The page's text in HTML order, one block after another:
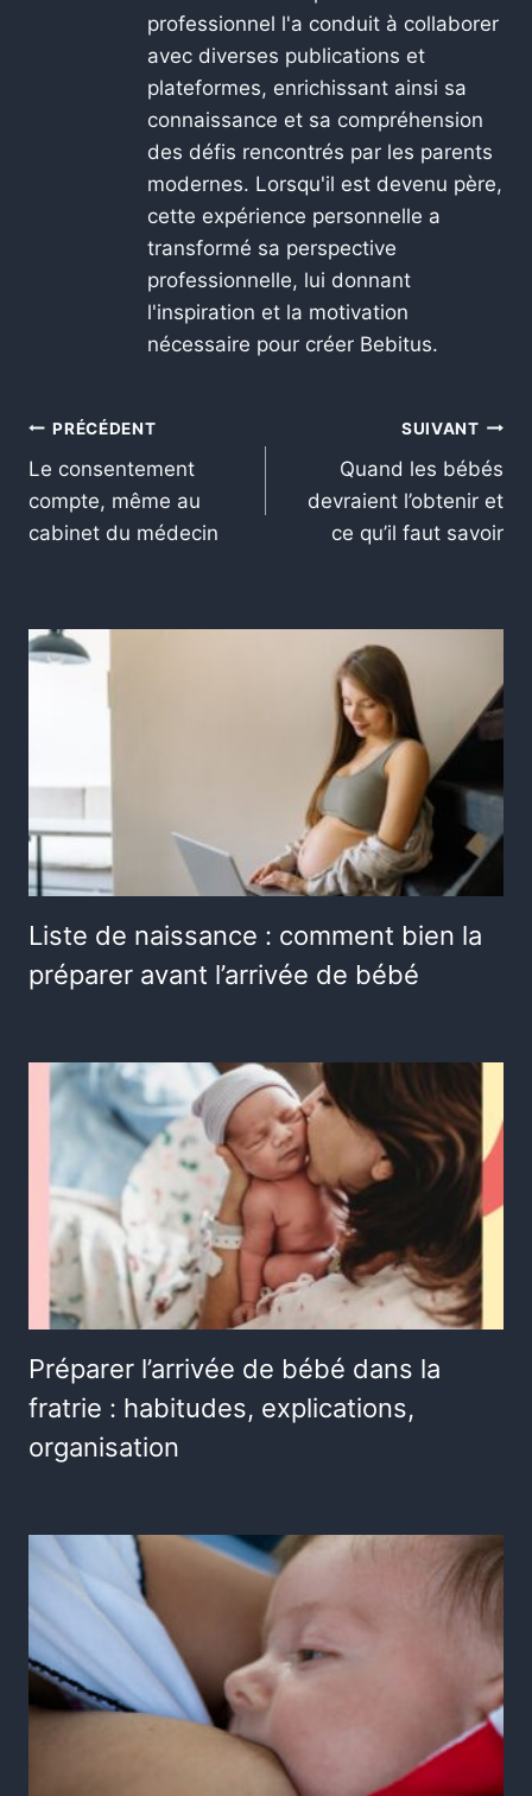
professionnel l'a conduit à collaborer
avec diverses publications et
plateformes, enrichissant ainsi sa
connaissance et sa compréhension
des défis rencontrés par les parents
modernes. Lorsqu'il est devenu père,
cette expérience personnelle a
transformé sa perspective
professionnelle, lui donnant
l'inspiration et la motivation
nécessaire pour créer Bebitus.
PRÉCÉDENT
Le consentement
compte, même au
cabinet du médecin
SUIVANT
Quand les bébés
devraient l’obtenir et
ce qu’il faut savoir
Liste de naissance : comment bien la
préparer avant l’arrivée de bébé
Préparer l’arrivée de bébé dans la
fratrie : habitudes, explications,
organisation